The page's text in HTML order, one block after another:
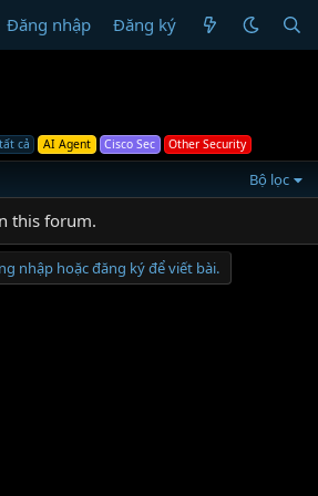
Đăng nhập Đăng ký
cả AI Agent Cisco Sec Other Security
Bộ lọc
this forum.
nhập hoặc đăng ký để viết bài.